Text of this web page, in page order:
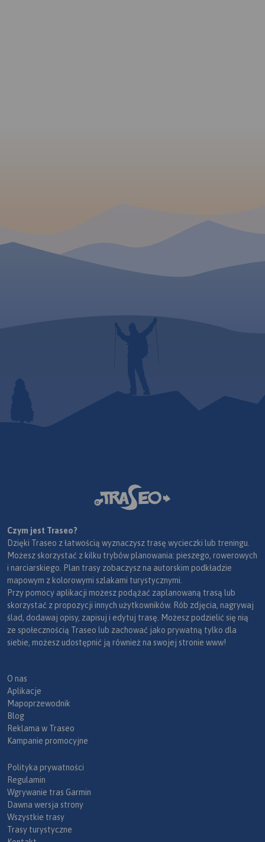
Czym jest Traseo?
Dzięki Traseo z łatwością wyznaczysz trasę wycieczki lub treningu.
Możesz skorzystać z kilku trybów planowania: pieszego, rowerowych
i narciarskiego. Plan trasy zobaczysz na autorskim podkładzie
mapowym z kolorowymi szlakami turystycznymi.
Przy pomocy aplikacji możesz podążać zaplanowaną trasą lub
skorzystać z propozycji innych użytkowników. Rób zdjęcia, nagrywaj
ślad, dodawaj opisy, zapisuj i edytuj trasę. Możesz podzielić się nią
ze społecznością Traseo lub zachować jako prywatną tylko dla
siebie, możesz udostępnić ją również na swojej stronie www!
O nas
Aplikacje
Mapoprzewodnik
Blog
Reklama w Traseo
Kampanie promocyjne
Polityka prywatności
Regulamin
Wgrywanie tras Garmin
Dawna wersja strony
Wszystkie trasy
Trasy turystyczne